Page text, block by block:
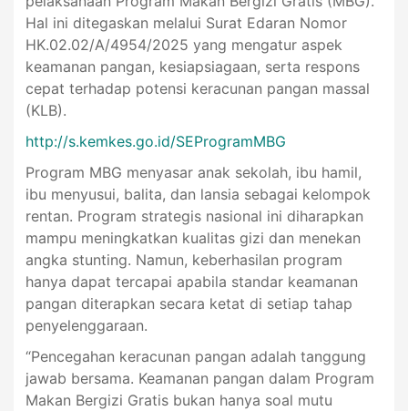
Hal ini ditegaskan melalui Surat Edaran Nomor
HK.02.02/A/4954/2025 yang mengatur aspek
keamanan pangan, kesiapsiagaan, serta respons
cepat terhadap potensi keracunan pangan massal
(KLB).
http://s.kemkes.go.id/SEProgramMBG
Program MBG menyasar anak sekolah, ibu hamil,
ibu menyusui, balita, dan lansia sebagai kelompok
rentan. Program strategis nasional ini diharapkan
mampu meningkatkan kualitas gizi dan menekan
angka stunting. Namun, keberhasilan program
hanya dapat tercapai apabila standar keamanan
pangan diterapkan secara ketat di setiap tahap
penyelenggaraan.
“Pencegahan keracunan pangan adalah tanggung
jawab bersama. Keamanan pangan dalam Program
Makan Bergizi Gratis bukan hanya soal mutu